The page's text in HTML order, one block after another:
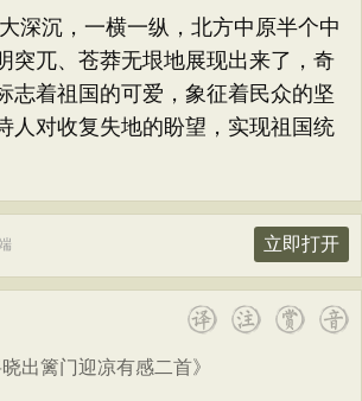
深沉，一横一纵，北方中原半个中
突兀、苍莽无垠地展现出来了，奇
志着祖国的可爱，象征着民众的坚
人对收复失地的盼望，实现祖国统
立即打开
出篱门迎凉有感二首》